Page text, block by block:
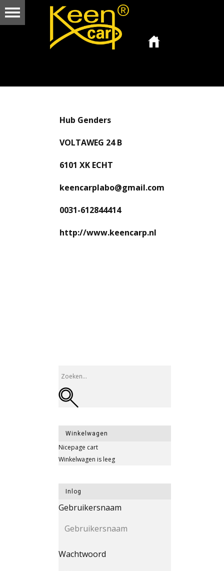
Hub Genders
VOLTAWEG 24 B
6101 XK ECHT
keencarplabo@gmail.com
0031-612844414
http://www.keencarp.nl
Winkelwagen
Nicepage cart
Winkelwagen is leeg
Inlog
Gebruikersnaam
Wachtwoord